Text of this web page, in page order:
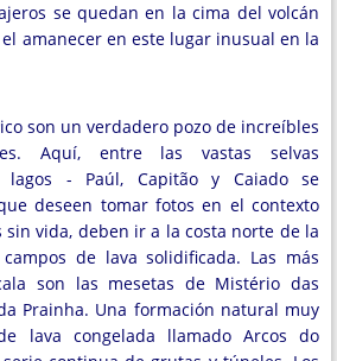
se quedan en la cima del volcán
amanecer en este lugar inusual en la
son un verdadero pozo de increíbles
Aquí, entre las vastas selvas
lagos - Paúl, Capitão y Caiado se
deseen tomar fotos en el contexto
sin vida, deben ir a la costa norte de la
de lava solidificada. Las más
son las mesetas de Mistério das
Prainha. Una formación natural muy
lava congelada llamado Arcos do